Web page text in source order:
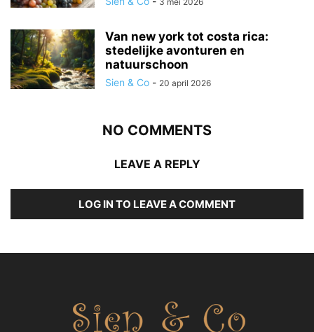
Van new york tot costa rica:
stedelijke avonturen en
natuurschoon
Sien & Co - 20 april 2026
NO COMMENTS
LEAVE A REPLY
LOG IN TO LEAVE A COMMENT